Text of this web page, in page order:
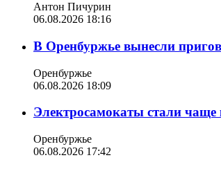
Антон Пичурин
06.08.2026 18:16
В Оренбуржье вынесли
Оренбуржье
06.08.2026 18:09
Электросамокаты стали чаще
Оренбуржье
06.08.2026 17:42